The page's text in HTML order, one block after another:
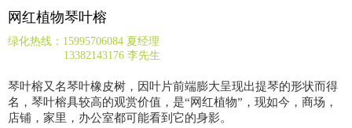
网红植物琴叶榕
绿化热线：15995706084 夏经理
13382143176 李先生
琴叶榕又名琴叶橡皮树，因叶片前端膨大呈现出提琴的形状而得
名，琴叶榕具较高的观赏价值，是“网红植物”，现如今，商场，
店铺，家里，办公室都可能看到它的身影。